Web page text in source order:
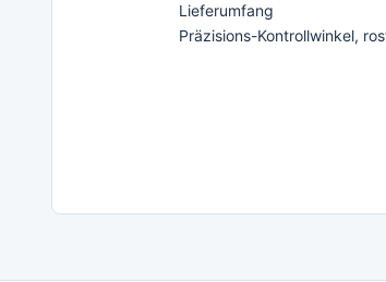
Lieferumfang
Präzisions-Kontrollwinkel,